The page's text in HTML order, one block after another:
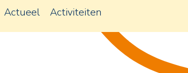
Actueel Activiteiten